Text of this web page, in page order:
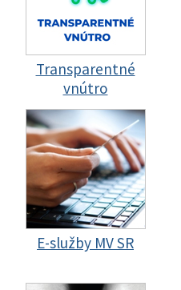
Transparentné
vnútro
E-služby MV SR